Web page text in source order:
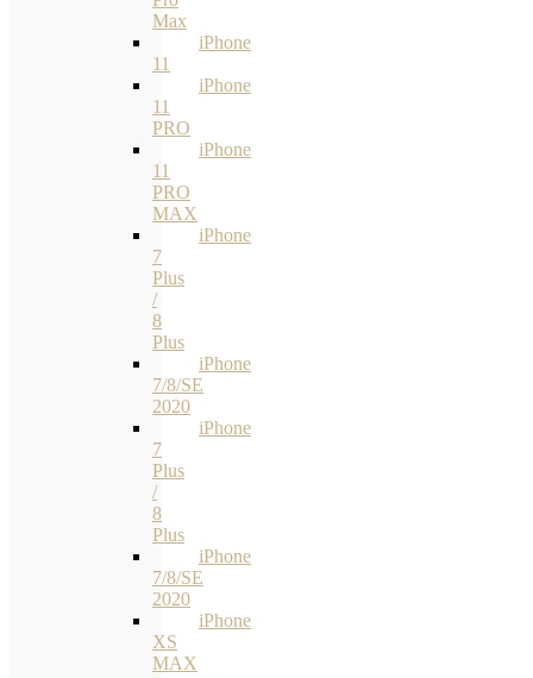
Max
iPhone
11
iPhone
11
PRO
iPhone
11
PRO
MAX
iPhone
7
Plus
/
8
Plus
iPhone
7/8/SE
2020
iPhone
7
Plus
/
8
Plus
iPhone
7/8/SE
2020
iPhone
XS
MAX